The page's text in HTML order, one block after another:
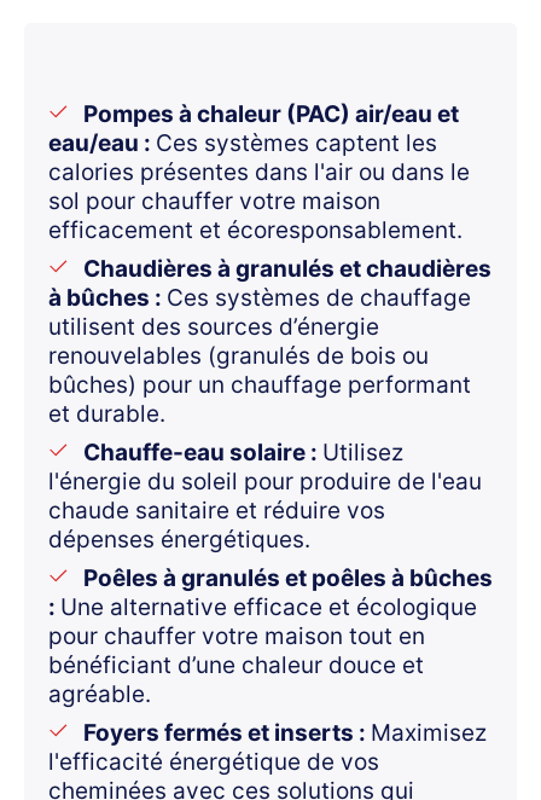
Pompes à chaleur (PAC) air/eau et
eau/eau : Ces systèmes captent les
calories présentes dans l'air ou dans le
sol pour chauffer votre maison
efficacement et écoresponsablement.
Chaudières à granulés et chaudières
à bûches : Ces systèmes de chauffage
utilisent des sources d’énergie
renouvelables (granulés de bois ou
bûches) pour un chauffage performant
et durable.
Chauffe-eau solaire : Utilisez
l'énergie du soleil pour produire de l'eau
chaude sanitaire et réduire vos
dépenses énergétiques.
Poêles à granulés et poêles à bûches
: Une alternative efficace et écologique
pour chauffer votre maison tout en
bénéficiant d’une chaleur douce et
agréable.
Foyers fermés et inserts : Maximisez
l'efficacité énergétique de vos
cheminées avec ces solutions qui